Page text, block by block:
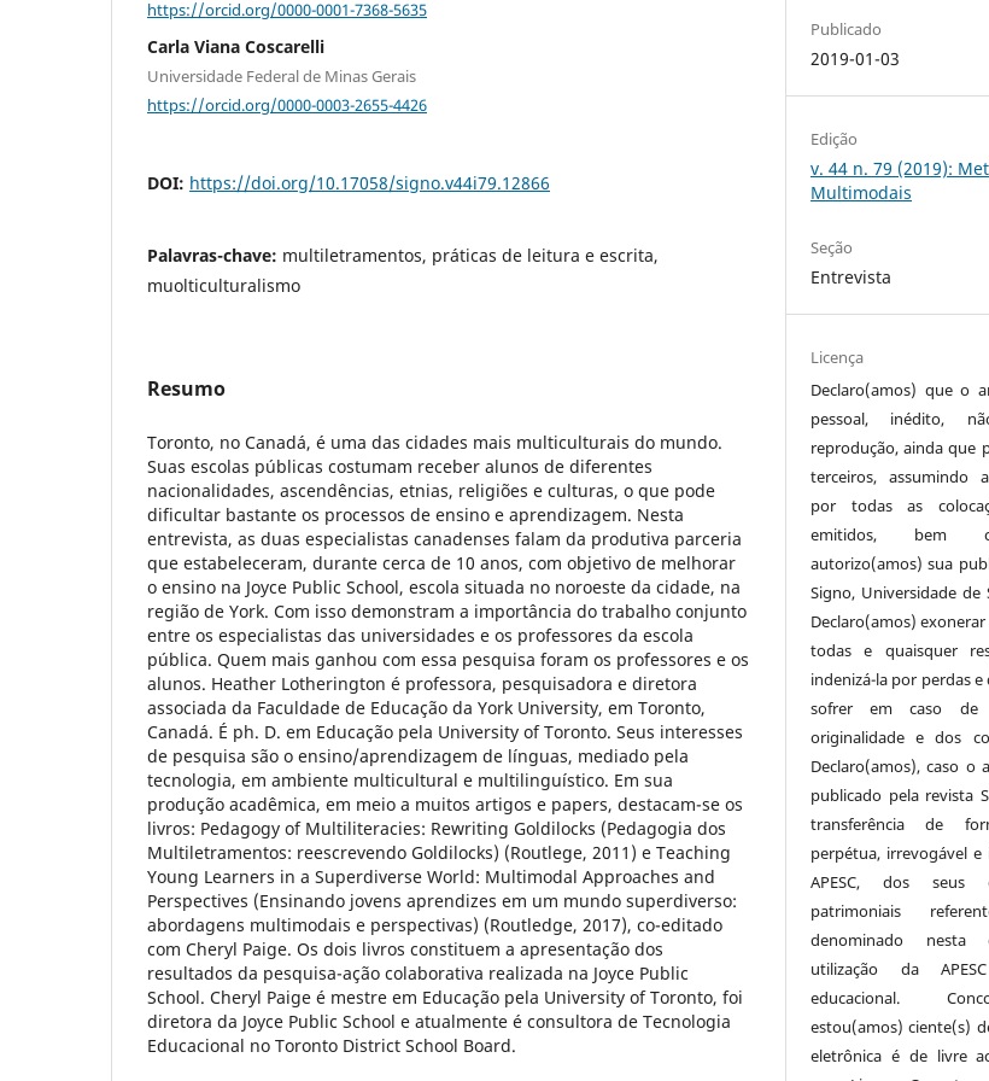
https://orcid.org/0000-0001-7368-5635
Carla Viana Coscarelli
Universidade Federal de Minas Gerais
https://orcid.org/0000-0003-2655-4426
DOI: https://doi.org/10.17058/signo.v44i79.12866
Palavras-chave: multiletramentos, práticas de leitura e escrita,
muolticulturalismo
Resumo
Toronto, no Canadá, é uma das cidades mais multiculturais do mundo.
Suas escolas públicas costumam receber alunos de diferentes
nacionalidades, ascendências, etnias, religiões e culturas, o que pode
dificultar bastante os processos de ensino e aprendizagem. Nesta
entrevista, as duas especialistas canadenses falam da produtiva parceria
que estabeleceram, durante cerca de 10 anos, com objetivo de melhorar
o ensino na Joyce Public School, escola situada no noroeste da cidade, na
região de York. Com isso demonstram a importância do trabalho conjunto
entre os especialistas das universidades e os professores da escola
pública. Quem mais ganhou com essa pesquisa foram os professores e os
alunos. Heather Lotherington é professora, pesquisadora e diretora
associada da Faculdade de Educação da York University, em Toronto,
Canadá. É ph. D. em Educação pela University of Toronto. Seus interesses
de pesquisa são o ensino/aprendizagem de línguas, mediado pela
tecnologia, em ambiente multicultural e multilinguístico. Em sua
produção acadêmica, em meio a muitos artigos e papers, destacam-se os
livros: Pedagogy of Multiliteracies: Rewriting Goldilocks (Pedagogia dos
Multiletramentos: reescrevendo Goldilocks) (Routlege, 2011) e Teaching
Young Learners in a Superdiverse World: Multimodal Approaches and
Perspectives (Ensinando jovens aprendizes em um mundo superdiverso:
abordagens multimodais e perspectivas) (Routledge, 2017), co-editado
com Cheryl Paige. Os dois livros constituem a apresentação dos
resultados da pesquisa-ação colaborativa realizada na Joyce Public
School. Cheryl Paige é mestre em Educação pela University of Toronto, foi
diretora da Joyce Public School e atualmente é consultora de Tecnologia
Educacional no Toronto District School Board.
Publicado
2019-01-03
Edição
v. 44 n. 79 (2019):
Multimodais
Seção
Entrevista
Licença
Declaro(amos) que o
pessoal, inédito,
reprodução, ainda que
terceiros, assumindo
por todas as
emitidos, bem
autorizo(amos) sua
Signo, Universidade de
Declaro(amos) exonerar
todas e quaisquer
indenizá-la por perdas
sofrer em caso de
originalidade e dos
Declaro(amos), caso o
publicado pela revista
transferência de
perpétua, irrevogável
APESC, dos seus
patrimoniais
denominado nesta
utilização da
educacional.
estou(amos) ciente(s)
eletrônica é de livre